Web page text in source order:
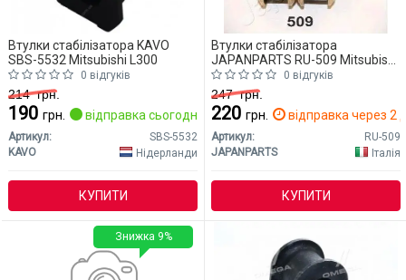
Втулки стабілізатора KAVO
SBS-5532 Mitsubishi L300
0 відгуків
214грн.
190 грн. відправка сьогодні
Артикул:
SBS-5532
KAVO
Нідерланди
КУПИТИ
Втулки стабілізатора
JAPANPARTS RU-509 Mitsubishi
L300
0 відгуків
247грн.
220 грн. відправка через 2
Артикул:
RU-509
JAPANPARTS
Італія
КУПИТИ
Знижка 9%